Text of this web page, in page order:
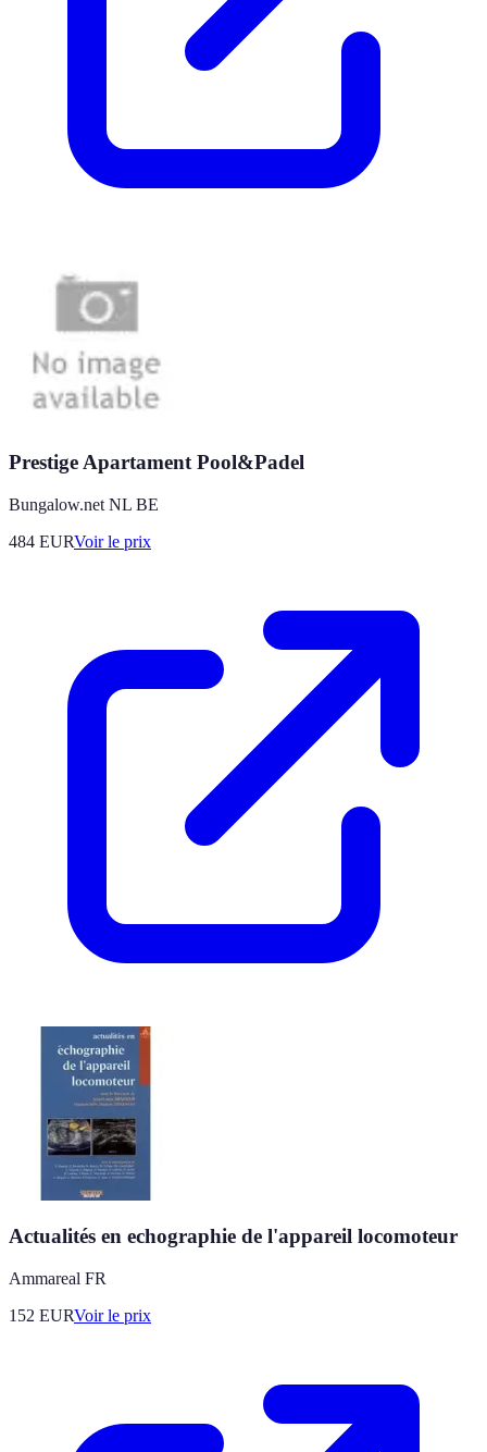
Prestige Apartament Pool&Padel
Bungalow.net NL BE
484 EURVoir le prix
Actualités en echographie de l'appareil locomoteur
Ammareal FR
152 EURVoir le prix